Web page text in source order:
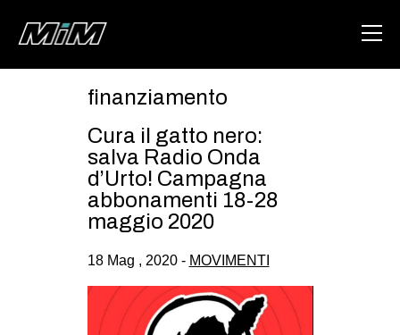
ABOUT
AREA
DEGENERAZIONE
GAZA FREESTYLE
CSOA LAMBRETTA
MSM
finanziamento
Cura il gatto nero:
salva Radio Onda
d’Urto! Campagna
abbonamenti 18-28
maggio 2020
18 Mag , 2020 - MOVIMENTI